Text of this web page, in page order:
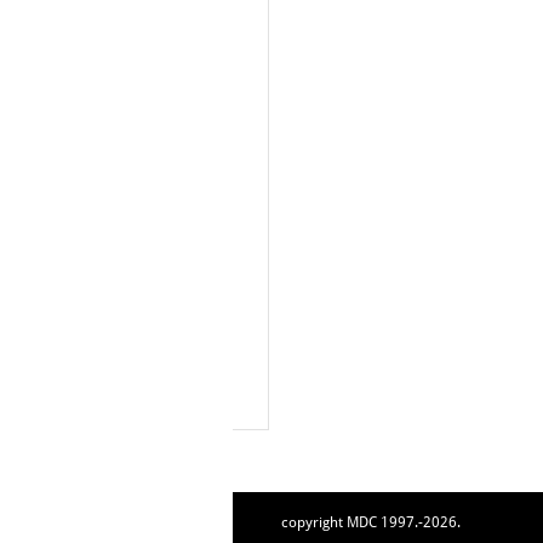
copyright MDC 1997.-2026.